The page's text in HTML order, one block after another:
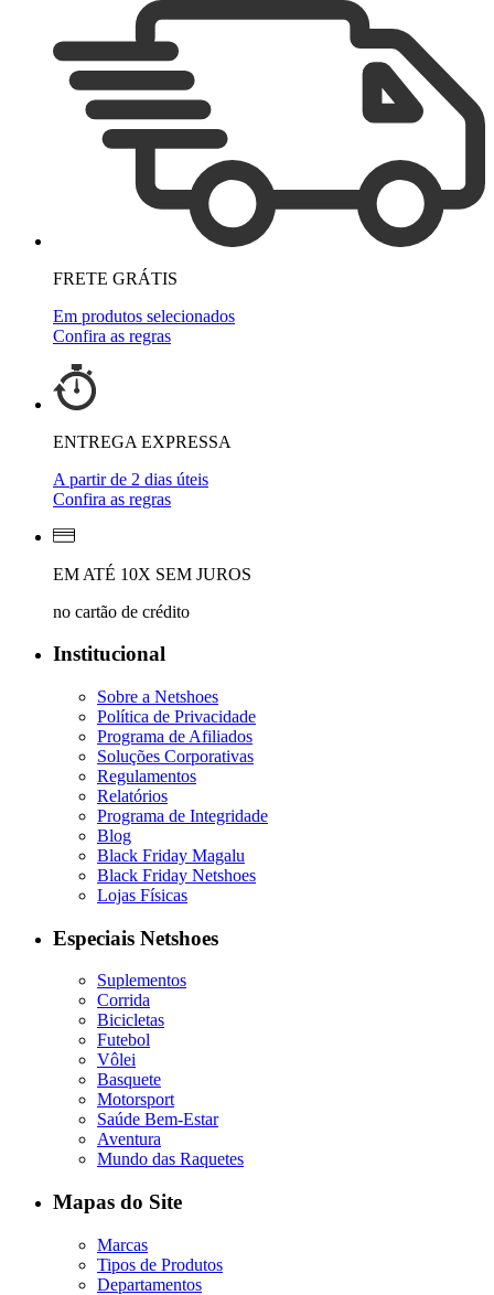
FRETE GRÁTIS
Em produtos selecionados
Confira as regras
ENTREGA EXPRESSA
A partir de 2 dias úteis
Confira as regras
EM ATÉ 10X SEM JUROS
no cartão de crédito
Institucional
Sobre a Netshoes
Política de Privacidade
Programa de Afiliados
Soluções Corporativas
Regulamentos
Relatórios
Programa de Integridade
Blog
Black Friday Magalu
Black Friday Netshoes
Lojas Físicas
Especiais Netshoes
Suplementos
Corrida
Bicicletas
Futebol
Vôlei
Basquete
Motorsport
Saúde Bem-Estar
Aventura
Mundo das Raquetes
Mapas do Site
Marcas
Tipos de Produtos
Departamentos